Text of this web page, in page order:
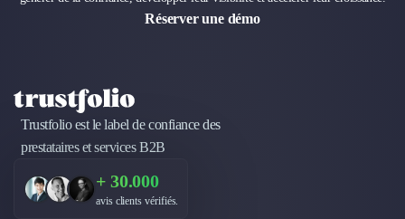
Réserver une démo
Trustfolio est le label de confiance des
prestataires et services B2B
+ 30.000
avis clients vérifiés.